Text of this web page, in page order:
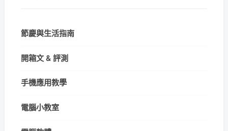
節慶與生活指南
開箱文 & 評測
手機應用教學
電腦小教室